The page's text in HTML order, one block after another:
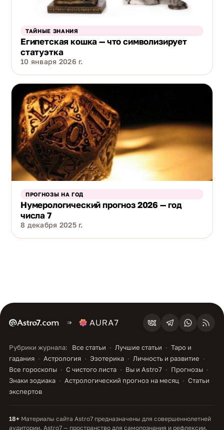
ТАЙНЫЕ ЗНАНИЯ
Египетская кошка — что символизирует
статуэтка
10 января 2026 г.
ПРОГНОЗЫ НА ГОД
Нумерологический прогноз 2026 — год
числа 7
8 декабря 2025 г.
Рубрики журнала: Все статьи Лучшие статьи
Таро и
гадания
Астрология Эзотерика
Личность и развитие
Все гороскопы
С чистого листа Вы и Astro7
Прогнозы
Знаки зодиака
Астрологический прогноз на месяц
Статьи
экспертов
18+ Материалы сайта Astro7 предназначены для совершеннолетней
аудитории. Astro7 — пространство для самопознания и рефлексии.